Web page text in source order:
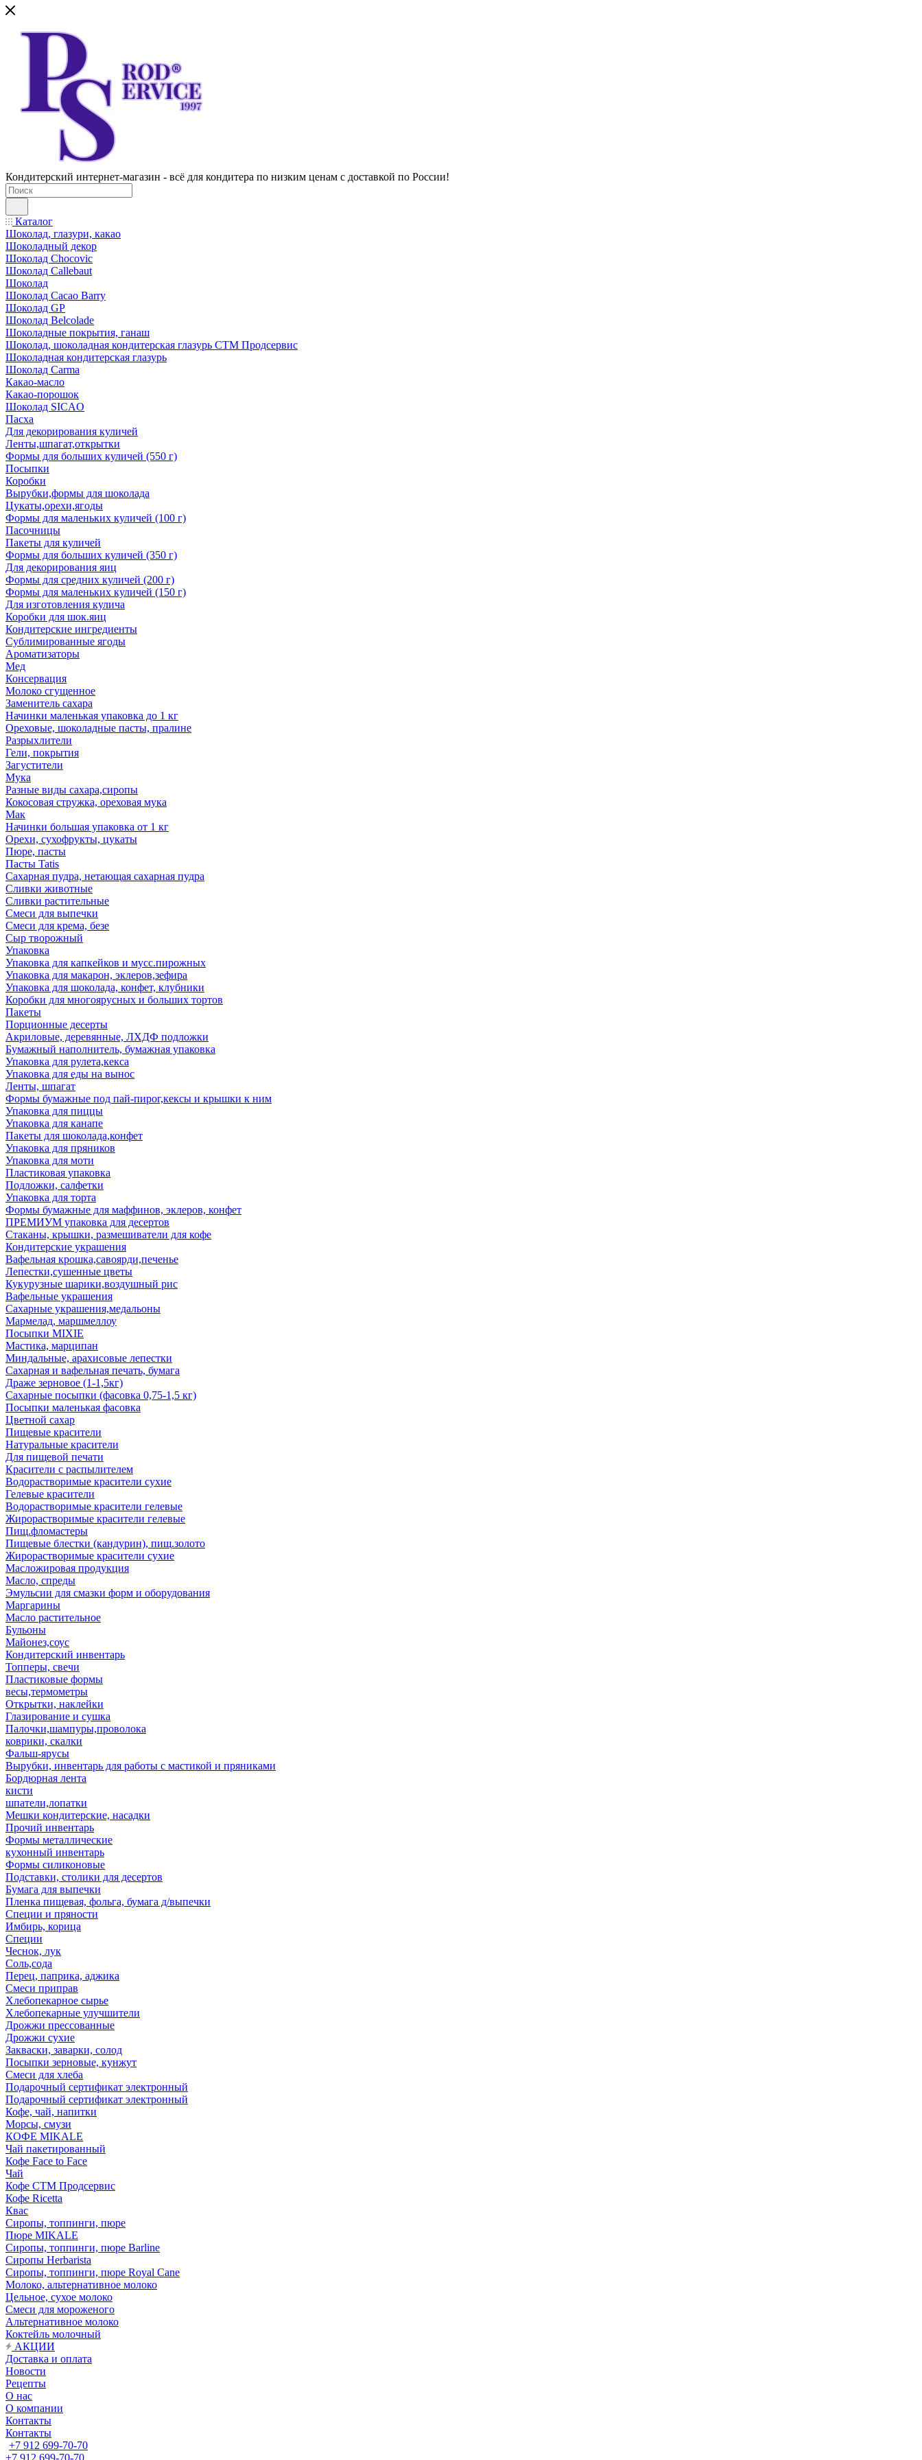
Кондитерский интернет-магазин - всё для кондитера по низким ценам с доставкой по России!
Каталог
Шоколад, глазури, какао
Шоколадный декор
Шоколад Chocovic
Шоколад Callebaut
Шоколад
Шоколад Cacao Barry
Шоколад GP
Шоколад Belcolade
Шоколадные покрытия, ганаш
Шоколад, шоколадная кондитерская глазурь СТМ Продсервис
Шоколадная кондитерская глазурь
Шоколад Carma
Какао-масло
Какао-порошок
Шоколад SICAO
Пасха
Для декорирования куличей
Ленты,шпагат,открытки
Формы для больших куличей (550 г)
Посыпки
Коробки
Вырубки,формы для шоколада
Цукаты,орехи,ягоды
Формы для маленьких куличей (100 г)
Пасочницы
Пакеты для куличей
Формы для больших куличей (350 г)
Для декорирования яиц
Формы для средних куличей (200 г)
Формы для маленьких куличей (150 г)
Для изготовления кулича
Коробки для шок.яиц
Кондитерские ингредиенты
Сублимированные ягоды
Ароматизаторы
Мед
Консервация
Молоко сгущенное
Заменитель сахара
Начинки маленькая упаковка до 1 кг
Ореховые, шоколадные пасты, пралине
Разрыхлители
Гели, покрытия
Загустители
Мука
Разные виды сахара,сиропы
Кокосовая стружка, ореховая мука
Мак
Начинки большая упаковка от 1 кг
Орехи, сухофрукты, цукаты
Пюре, пасты
Пасты Tatis
Сахарная пудра, нетающая сахарная пудра
Сливки животные
Сливки растительные
Смеси для выпечки
Смеси для крема, безе
Сыр творожный
Упаковка
Упаковка для капкейков и мусс.пирожных
Упаковка для макарон, эклеров,зефира
Упаковка для шоколада, конфет, клубники
Коробки для многоярусных и больших тортов
Пакеты
Порционные десерты
Акриловые, деревянные, ЛХДФ подложки
Бумажный наполнитель, бумажная упаковка
Упаковка для рулета,кекса
Упаковка для еды на вынос
Ленты, шпагат
Формы бумажные под пай-пирог,кексы и крышки к ним
Упаковка для пиццы
Упаковка для канапе
Пакеты для шоколада,конфет
Упаковка для пряников
Упаковка для моти
Пластиковая упаковка
Подложки, салфетки
Упаковка для торта
Формы бумажные для маффинов, эклеров, конфет
ПРЕМИУМ упаковка для десертов
Стаканы, крышки, размешиватели для кофе
Кондитерские украшения
Вафельная крошка,савоярди,печенье
Лепестки,сушенные цветы
Кукурузные шарики,воздушный рис
Вафельные украшения
Сахарные украшения,медальоны
Мармелад, маршмеллоу
Посыпки MIXIE
Мастика, марципан
Миндальные, арахисовые лепестки
Сахарная и вафельная печать, бумага
Драже зерновое (1-1,5кг)
Сахарные посыпки (фасовка 0,75-1,5 кг)
Посыпки маленькая фасовка
Цветной сахар
Пищевые красители
Натуральные красители
Для пищевой печати
Красители с распылителем
Водорастворимые красители сухие
Гелевые красители
Водорастворимые красители гелевые
Жирорастворимые красители гелевые
Пищ.фломастеры
Пищевые блестки (кандурин), пищ.золото
Жирорастворимые красители сухие
Масложировая продукция
Масло, спреды
Эмульсии для смазки форм и оборудования
Маргарины
Масло растительное
Бульоны
Майонез,соус
Кондитерский инвентарь
Топперы, свечи
Пластиковые формы
весы,термометры
Открытки, наклейки
Глазирование и сушка
Палочки,шампуры,проволока
коврики, скалки
Фальш-ярусы
Вырубки, инвентарь для работы с мастикой и пряниками
Бордюрная лента
кисти
шпатели,лопатки
Мешки кондитерские, насадки
Прочий инвентарь
Формы металлические
кухонный инвентарь
Формы силиконовые
Подставки, столики для десертов
Бумага для выпечки
Пленка пищевая, фольга, бумага д/выпечки
Специи и пряности
Имбирь, корица
Специи
Чеснок, лук
Соль,сода
Перец, паприка, аджика
Смеси приправ
Хлебопекарное сырье
Хлебопекарные улучшители
Дрожжи прессованные
Дрожжи сухие
Закваски, заварки, солод
Посыпки зерновые, кунжут
Смеси для хлеба
Подарочный сертификат электронный
Подарочный сертификат электронный
Кофе, чай, напитки
Морсы, смузи
КОФЕ MIKALE
Чай пакетированный
Кофе Face to Face
Чай
Кофе СТМ Продсервис
Кофе Ricetta
Квас
Сиропы, топпинги, пюре
Пюре MIKALE
Сиропы, топпинги, пюре Barline
Сиропы Herbarista
Сиропы, топпинги, пюре Royal Cane
Молоко, альтернативное молоко
Цельное, сухое молоко
Смеси для мороженого
Альтернативное молоко
Коктейль молочный
АКЦИИ
Доставка и оплата
Новости
Рецепты
О нас
О компании
Контакты
Контакты
+7 912 699-70-70
+7 912 699-70-70